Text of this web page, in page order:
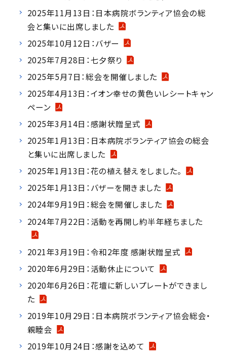
2025年11月13日：日本病院ボランティア協会の総
会と集いに出席しました
2025年10月12日：バザー
2025年7月28日：七夕祭り
2025年5月7日：総会を開催しました
2025年4月13日：イオン幸せの黄色いレシートキャン
ペーン
2025年3月14日：感謝状贈呈式
2025年1月13日：日本病院ボランティア協会の総会
と集いに出席しました
2025年1月13日：花の植え替えをしました。
2025年1月13日：バザーを開きました
2024年9月19日：総会を開催しました
2024年7月22日：活動を再開し約半年経ちました
2021年3月19日：令和2年度 感謝状贈呈式
2020年6月29日：活動休止について
2020年6月26日：花壇に新しいプレートができまし
た
2019年10月29日：日本病院ボランティア協会総会・
親睦会
2019年10月24日：感謝を込めて